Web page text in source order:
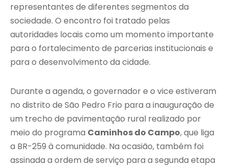
representantes de diferentes segmentos da
sociedade. O encontro foi tratado pelas
autoridades locais como um momento importante
para o fortalecimento de parcerias institucionais e
para o desenvolvimento da cidade.
Durante a agenda, o governador e o vice estiveram
no distrito de São Pedro Frio para a inauguração de
um trecho de pavimentação rural realizado por
meio do programa Caminhos do Campo, que liga
a BR-259 à comunidade. Na ocasião, também foi
assinada a ordem de serviço para a segunda etapa